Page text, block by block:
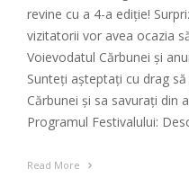
revine cu a 4-a ediție!
vizitatorii vor avea ocazia
Voievodatul Cărbunei și
Sunteți așteptați cu drag
Cărbunei și sa savurați din
Programul Festivalului:
Read More